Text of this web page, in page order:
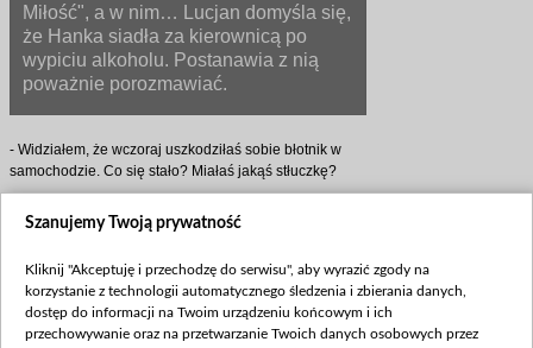
Miłość", a w nim… Lucjan domyśla się,
że Hanka siadła za kierownicą po
wypiciu alkoholu. Postanawia z nią
poważnie porozmawiać.
- Widziałem, że wczoraj uszkodziłaś sobie błotnik w
samochodzie. Co się stało? Miałaś jakąś stłuczkę?
Hanka, zmieszana, ucieka wzrokiem w bok:
parkingu, przed szkołą… Po prostu nie zauważyłam!
Ale Mostowiak nie odpuszcza.
Szanujemy Twoją prywatność
Kliknij "Akceptuję i przechodzę do serwisu", aby wyrazić zgody na
korzystanie z technologii automatycznego śledzenia i zbierania danych,
dostęp do informacji na Twoim urządzeniu końcowym i ich
przechowywanie oraz na przetwarzanie Twoich danych osobowych przez